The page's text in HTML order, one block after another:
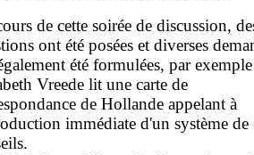
de cette soirée de discussion,
ont été posées et diverses
été formulées, par
Vreede lit une carte de
de Hollande appelant à
immédiate d'un système de